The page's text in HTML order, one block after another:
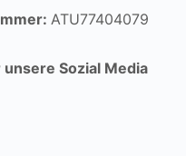
ATU77404079
Sozial Media